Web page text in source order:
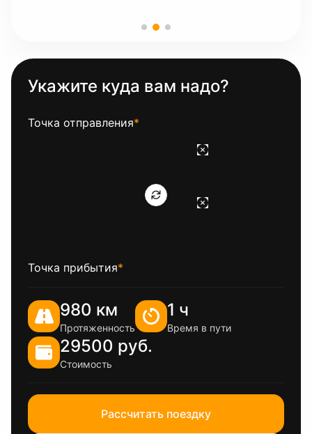
Укажите куда вам надо?
Точка отправления*
Точка прибытия*
980 км
Протяженность
1 ч
Время в пути
29500 руб.
Стоимость
Рассчитать поездку